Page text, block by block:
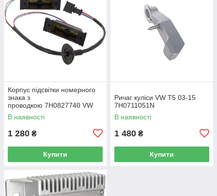
Корпус підсвітки номерного
знака з
проводкою 7H0827740 VW
Caddy III (2K) 2004-2015
/ Caddy IV (SA) 2016-
В наявності
1 280 ₴
Купити
Ричаг куліси VW T5 03-15
7H0711051N
В наявності
1 480 ₴
Купити